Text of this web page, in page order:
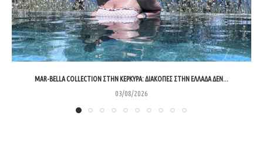
MAR-BELLA COLLECTION ΣΤΗΝ ΚΈΡΚΥΡΑ: ΔΙΑΚΟΠΈΣ ΣΤΗΝ ΕΛΛΆΔΑ ΔΕΝ...
03/08/2026